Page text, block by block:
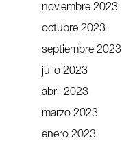
noviembre 2023
octubre 2023
septiembre 2023
julio 2023
abril 2023
marzo 2023
enero 2023